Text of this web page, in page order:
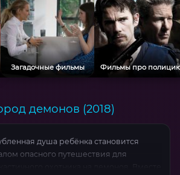
Загадочные фильмы Фильмы про
демонов (2018)
душа ребёнка становится
опасного путешествия для